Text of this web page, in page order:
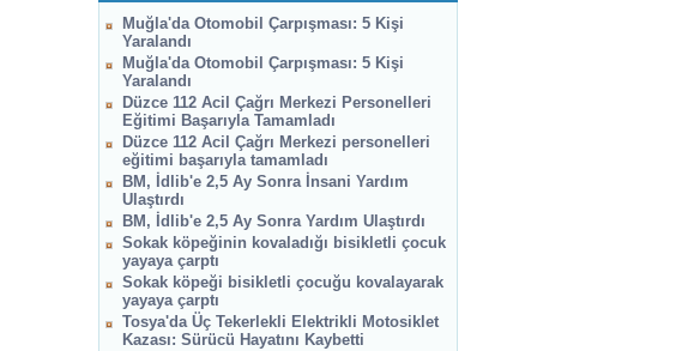
Muğla'da Otomobil Çarpışması: 5 Kişi
Yaralandı
Muğla'da Otomobil Çarpışması: 5 Kişi
Yaralandı
Düzce 112 Acil Çağrı Merkezi Personelleri
Eğitimi Başarıyla Tamamladı
Düzce 112 Acil Çağrı Merkezi personelleri
eğitimi başarıyla tamamladı
BM, İdlib'e 2,5 Ay Sonra İnsani Yardım
Ulaştırdı
BM, İdlib'e 2,5 Ay Sonra Yardım Ulaştırdı
Sokak köpeğinin kovaladığı bisikletli çocuk
yayaya çarptı
Sokak köpeği bisikletli çocuğu kovalayarak
yayaya çarptı
Tosya'da Üç Tekerlekli Elektrikli Motosiklet
Kazası: Sürücü Hayatını Kaybetti